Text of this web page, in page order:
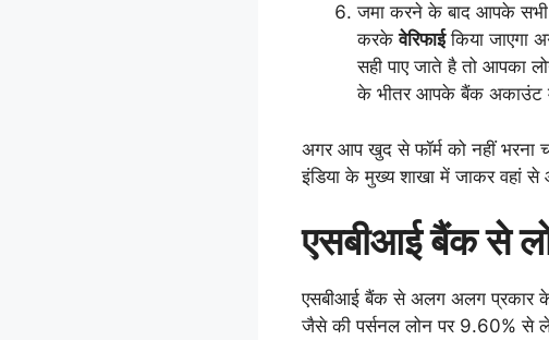
जमा करने के बाद आपके
करकेवेरिफाईकिया जाएगा
सही पाए जाते है तो आपका
के भीतर आपके बैंक अकाउंट
अगर आप खुद से फॉर्म को नहीं
इंडिया के मुख्य शाखा में जाकर वहां
एसबीआई बैंक से
एसबीआई बैंक से अलग अलग प्रकार
जैसे की पर्सनल लोन पर 9.60% से